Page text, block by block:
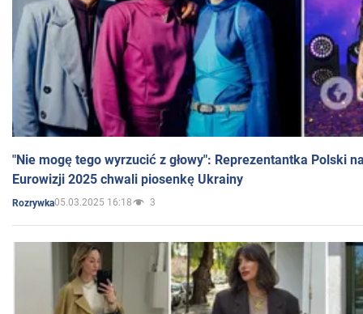
"Nie mogę tego wyrzucić z głowy": Reprezentantka Polski
Eurowizji 2025 chwali piosenkę Ukrainy
Rozrywka05.03.2025 16:18 3